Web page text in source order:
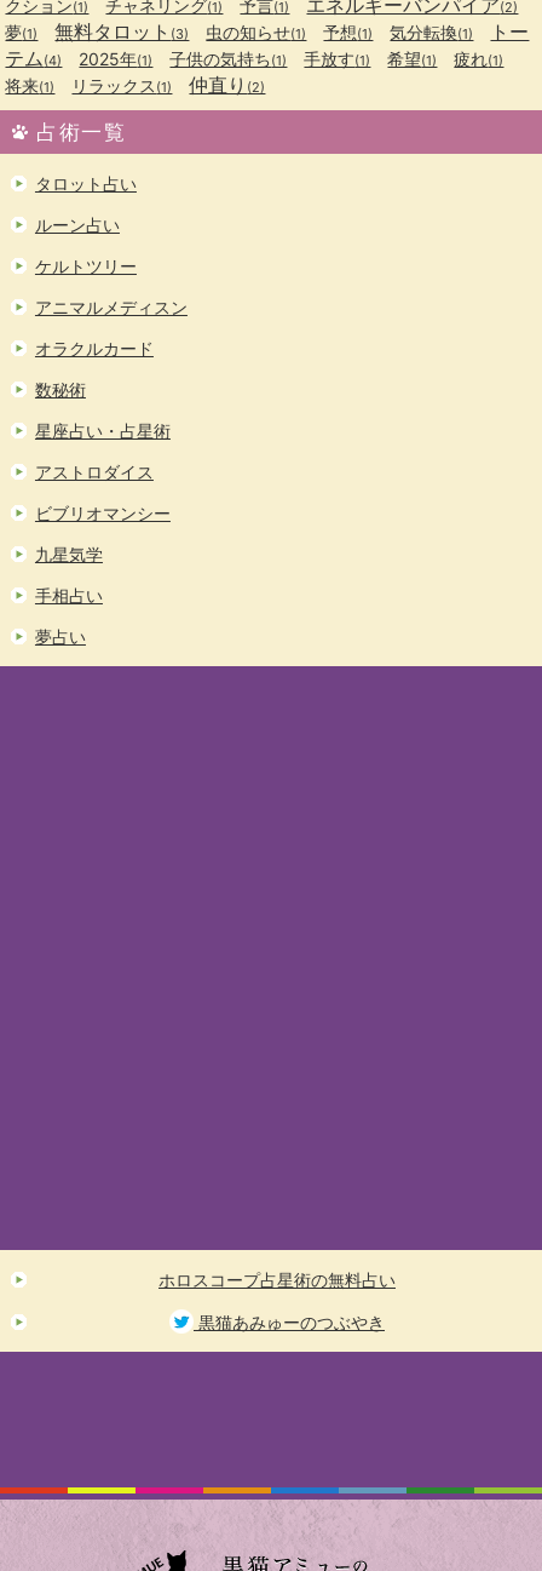
クション(1) チャネリング(1) 予言(1) (2)
夢(1) 無料タロット (3) 虫の知らせ(1) 予想(1) 気分転換(1)
トー
テム (4) 2025年(1) 子供の気持ち(1) 手放す(1) 希望(1) 疲れ(1)
将来(1) リラックス (1) 仲直り (2)
占術一覧
タロット占い
ルーン占い
ケルトツリー
アニマルメディスン
オラクルカード
数秘術
星座占い・占星術
アストロダイス
ビブリオマンシー
九星気学
手相占い
夢占い
ホロスコープ占星術の無料占い
黒猫あみゅーのつぶやき